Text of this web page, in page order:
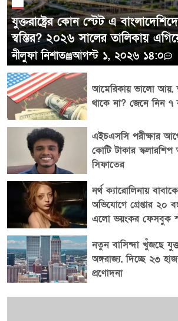
যুক্তরাষ্ট্রের কোন স্টেট এ
স্বস্তির? ২০২৬ সালের তালিকায়
নীলুফা নিশাত আগস্ট ১, ২০২৬ ১৪:০
আমেরিকায় ভালো আয়,
থাকে না? জেনে নিন
এইচএসসি পরীক্ষার
কোটি টাকার
সিফাতের
নর্থ ক্যারোলিনায়
অভিযোগে গ্রেপ্তার ২০
এলো ভয়ংকর ফেসবুক
নতুন বাসিন্দা খুঁজছে
অঙ্গরাজ্য, দিচ্ছে ২৩
প্রণোদনা